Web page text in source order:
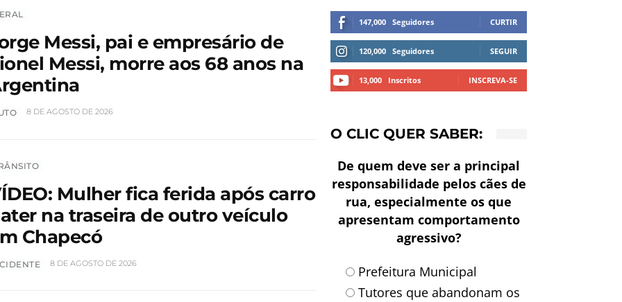
Messi, pai e empresário de
Messi, morre aos 68 anos na
8 DE AGOSTO DE 2026
Mulher fica ferida após carro
na traseira de outro veículo
Chapecó
8 DE AGOSTO DE 2026
147,000 Seguidores CURTIR
120,000 Seguidores SEGUIR
13,000 Inscritos INSCREVA-SE
O CLIC QUER SABER:
De quem deve ser a principal
responsabilidade pelos cães de
rua, especialmente os que
apresentam comportamento
agressivo?
Prefeitura Municipal
Tutores que abandonam os